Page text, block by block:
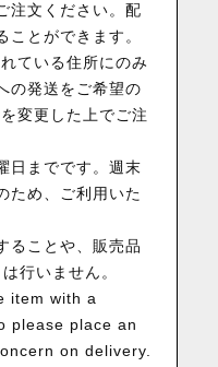
注文ください。配
ことができます。
ている住所にのみ
の発送をご希望の
変更した上でご注
日までです。週末
ため、ご利用いた
ることや、販売品
行いません。
item with a
please place an
on delivery.